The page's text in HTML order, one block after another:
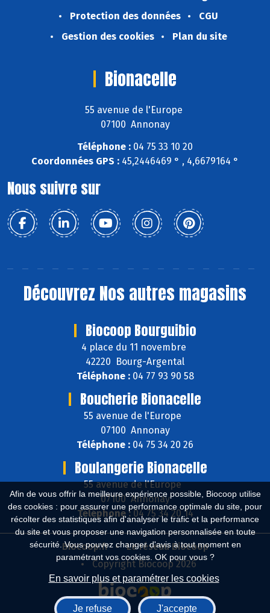
Afin de vous offrir la meilleure expérience possible, Biocoop utilise
des cookies : pour assurer une performance optimale du site, pour
récolter des statistiques afin d'analyser le trafic et la performance
du site et vous proposer une navigation personnalisée en toute
sécurité. Vous pouvez changer d'avis à tout moment en
paramétrant vos cookies. OK pour vous ?
En savoir plus et paramétrer les cookies
Je refuse J'accepte
Protection des données
CGU
Gestion des cookies
Plan du site
Bionacelle
55 avenue de l'Europe
07100 Annonay
Téléphone : 04 75 33 10 20
Coordonnées GPS : 45,2446469 ° , 4,6679164 °
Nous suivre sur
Découvrez Nos autres magasins
Biocoop Bourguibio
4 place du 11 novembre
42220 Bourg-Argental
Téléphone :04 77 93 90 58
Boucherie Bionacelle
55 avenue de l'Europe
07100 Annonay
Téléphone : 04 75 34 20 26
Boulangerie Bionacelle
55 avenue de l'Europe
07100 Annonay
Téléphone :04 75 34 20 14
Biocoop.fr
Le réseau Biocoop
Copyright Biocoop 2026